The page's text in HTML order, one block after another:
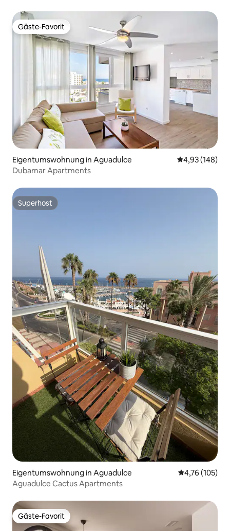
Gäste-Favorit
Gäste-Favorit
Eigentumswohnung in Aguadulce
4,93 (148)
Dubamar Apartments
Superhost
Superhost
Eigentumswohnung in Aguadulce
4,76 (105)
Aguadulce Cactus Apartments
Gäste-Favorit
Gäste-Favorit